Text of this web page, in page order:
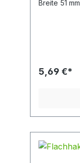
Breite 51 mm
5,69 €*